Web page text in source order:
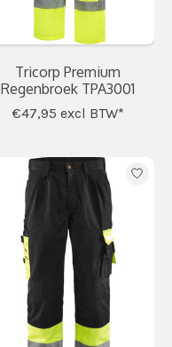
Tricorp Premium
Regenbroek TPA3001
€47,95 excl BTW*